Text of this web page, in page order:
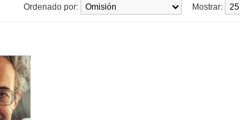
Mostrar:
Ordenado por: